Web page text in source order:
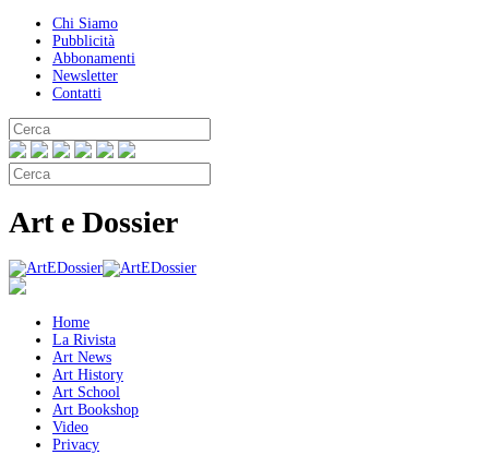
Chi Siamo
Pubblicità
Abbonamenti
Newsletter
Contatti
Art e Dossier
Home
La Rivista
Art News
Art History
Art School
Art Bookshop
Video
Privacy